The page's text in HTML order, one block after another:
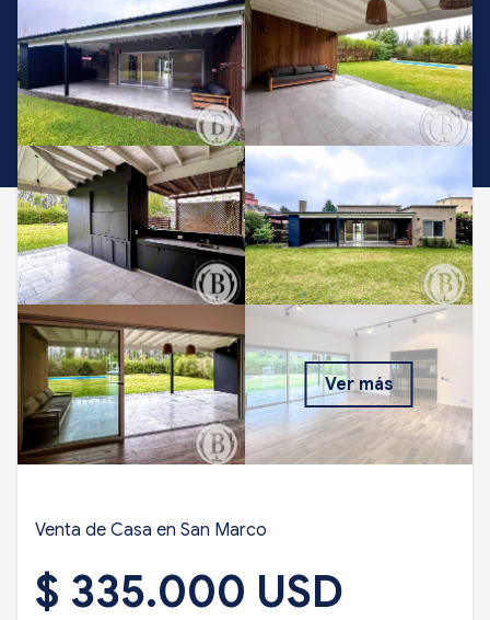
Ver más
Venta de Casa en San Marco
$ 335.000 USD